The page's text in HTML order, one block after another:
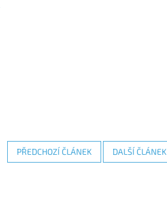
PŘEDCHOZÍ ČLÁNEK DALŠÍ ČLÁNEK